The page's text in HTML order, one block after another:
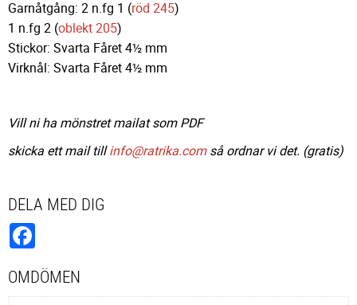
Garnåtgång: 2 n.fg 1 (röd 245)
1 n.fg 2 (oblekt 205)
Stickor: Svarta Fåret 4½ mm
Virknål: Svarta Fåret 4½ mm
Vill ni ha mönstret mailat som PDF
skicka ett mail tillinfo@ratrika.comså ordnar vi det. (gratis)
DELA MED DIG
OMDÖMEN